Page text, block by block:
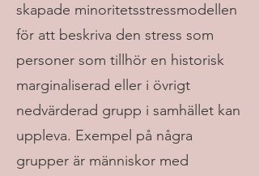
skapade minoritetsstressmodellen
för att beskriva den stress som
personer som tillhör en historisk
marginaliserad eller i övrigt
nedvärderad grupp i samhället kan
uppleva. Exempel på några
grupper är människor med